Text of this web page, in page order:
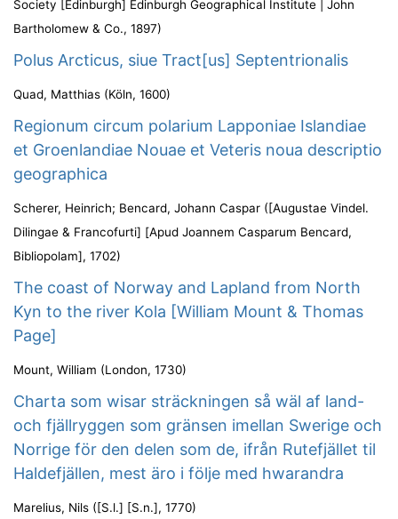
Society [Edinburgh] Edinburgh Geographical Institute | John
Bartholomew & Co., 1897)
Polus Arcticus, siue Tract[us] Septentrionalis
Quad, Matthias (Köln, 1600)
Regionum circum polarium Lapponiae Islandiae
et Groenlandiae Nouae et Veteris noua descriptio
geographica
Scherer, Heinrich; Bencard, Johann Caspar ([Augustae Vindel.
Dilingae & Francofurti] [Apud Joannem Casparum Bencard,
Bibliopolam], 1702)
The coast of Norway and Lapland from North
Kyn to the river Kola [William Mount & Thomas
Page]
Mount, William (London, 1730)
Charta som wisar sträckningen så wäl af land-
och fjällryggen som gränsen imellan Swerige och
Norrige för den delen som de, ifrån Rutefjället til
Haldefjällen, mest äro i följe med hwarandra
Marelius, Nils ([S.l.] [S.n.], 1770)